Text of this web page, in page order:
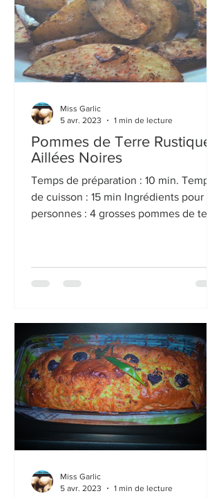
Pommes de Terre Rustiques
Aillées Noires
Temps de préparation : 10 min. Temps
de cuisson : 15 min Ingrédients pour 4
personnes : 4 grosses pommes de terre
Miss Garlic
5 avr. 2023
1 min de lecture
Miss Garlic
5 avr. 2023
1 min de lecture